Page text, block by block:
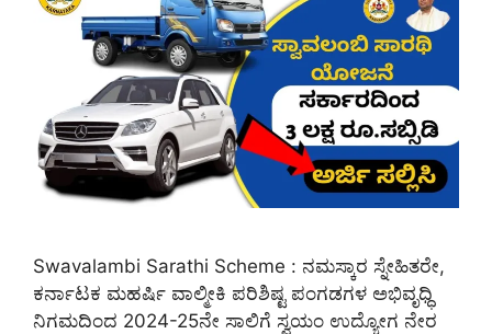
Swavalambi Sarathi Scheme : ನಮಸ್ಕಾರ ಸ್ನೇಹಿತರೇ,
ಕರ್ನಾಟಕ ಮಹರ್ಷಿ ವಾಲ್ಮೀಕಿ ಪರಿಶಿಷ್ಟ ಪಂಗಡಗಳ ಅಭಿವೃಧ್ಧಿ
ನಿಗಮದಿಂದ 2024-25ನೇ ಸಾಲಿಗೆ ಸ್ವಯಂ ಉದ್ಯೋಗ ನೇರ